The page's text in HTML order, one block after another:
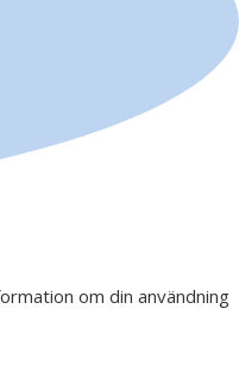
om din användning